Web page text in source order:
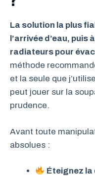
La solution la plus
l’arrivée d’eau, puis
radiateurs pour
méthode
et la seule que
peut jouer sur la
prudence.
Avant toute
absolues :
Éteignez la